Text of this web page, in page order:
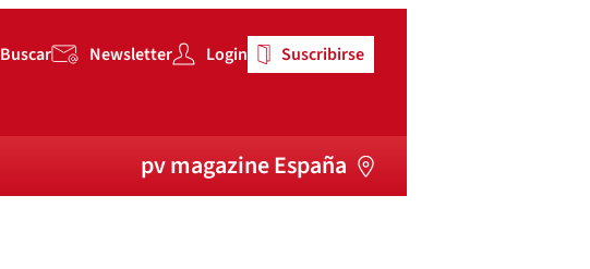
Buscar
Buscar Newsletter Login Suscribirse
pv magazine España